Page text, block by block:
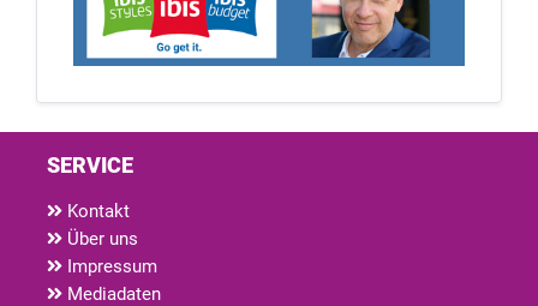
SERVICE
Kontakt
Über uns
Impressum
Mediadaten